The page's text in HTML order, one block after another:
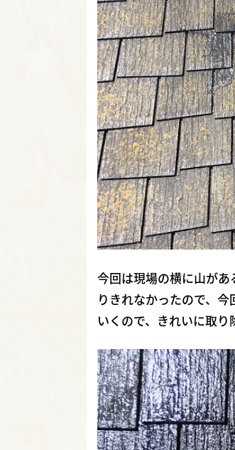
今回は現場の横に山が
りきれなかったので、
いくので、きれいに取り